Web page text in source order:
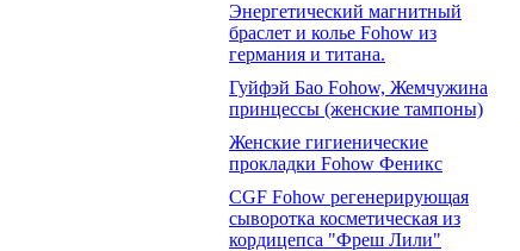
Энергетический магнитный
браслет и колье Fohow из
германия и титана.
Гуйфэй Бао Fohow, Жемчужина
принцессы (женские тампоны)
Женские гигиенические
прокладки Fohow Феникс
CGF Fohow регенерирующая
сыворотка косметическая из
кордицепса "Фреш Лили"